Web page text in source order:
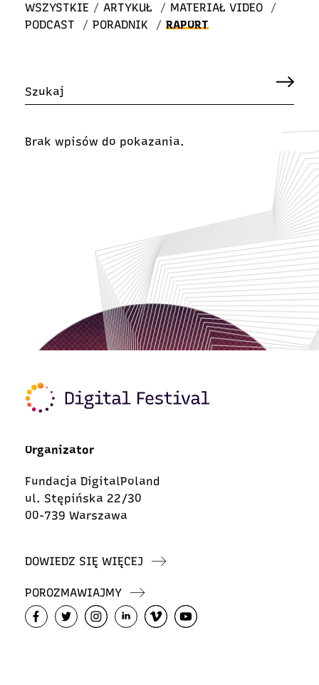
WSZYSTKIE / ARTYKUŁ / MATERIAŁ VIDEO
/
PODCAST
/ PORADNIK / RAPORT
Brak wpisów do pokazania.
Organizator
Fundacja DigitalPoland
ul. Stępińska 22/30
00-739 Warszawa
DOWIEDZ SIĘ WIĘCEJ
POROZMAWIAJMY